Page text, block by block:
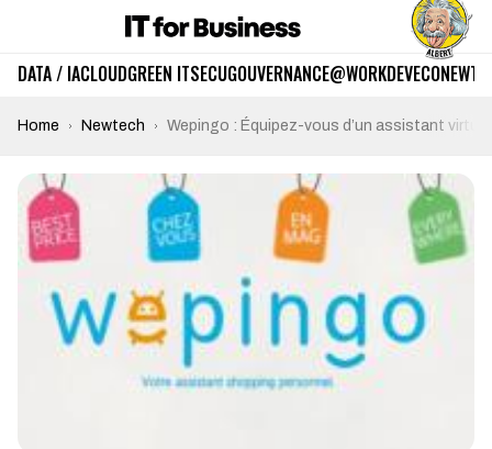
DATA / IACLOUDGREEN ITSECUGOUVERNANCE@WORKDEVECO
Home Newtech Wepingo : Équipez-vous d’un assistant